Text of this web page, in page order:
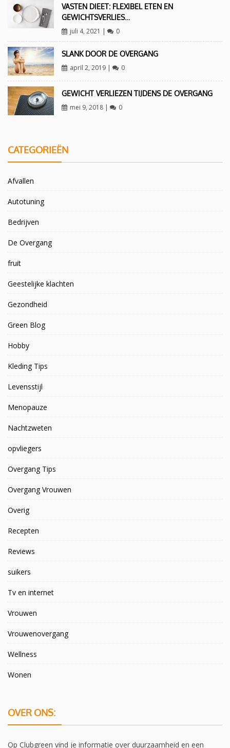
VASTEN DIEET: FLEXIBEL ETEN EN
GEWICHTSVERLIES…
juli 4, 2021 | 0
SLANK DOOR DE OVERGANG
april 2, 2019| 0
GEWICHT VERLIEZEN TIJDENS DE OVERGANG
mei 9, 2018| 0
CATEGORIEËN
Afvallen
Autotuning
Bedrijven
De Overgang
fruit
Geestelijke klachten
Gezondheid
Green Blog
Hobby
Kleding Tips
Levensstijl
Menopauze
Nachtzweten
opvliegers
Overgang Tips
Overgang Vrouwen
Overig
Recepten
Reviews
suikers
Tv en internet
Vrouwen
Vrouwenovergang
Wellness
Wonen
OVER ONS:
Op Clubgreen vind je informatie over duurzaamheid en een